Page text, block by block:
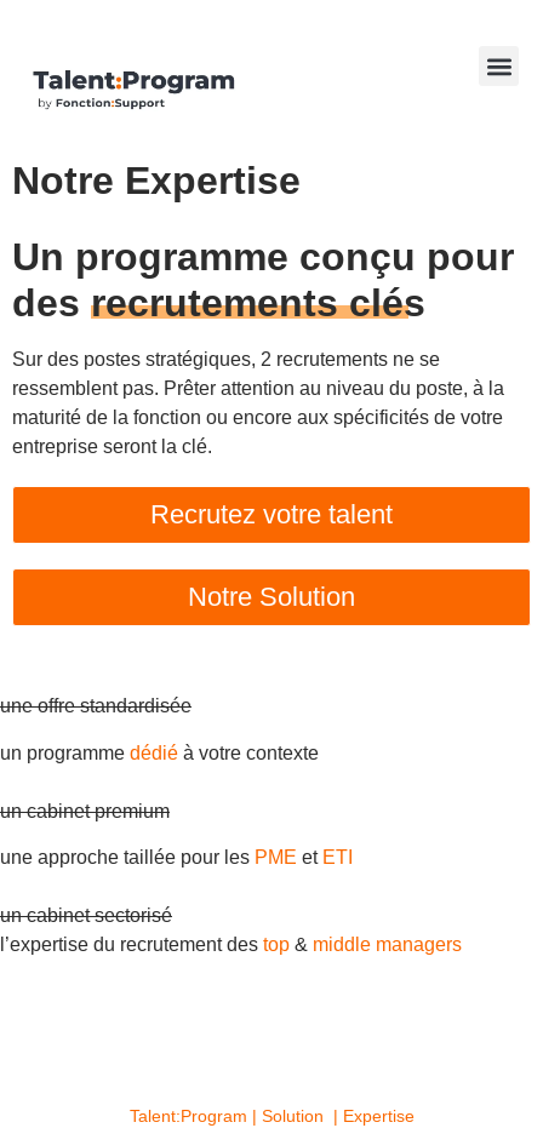
Notre Expertise
Un programme conçu pour
des recrutements clés
Sur des postes stratégiques, 2 recrutements ne se
ressemblent pas. Prêter attention au niveau du poste, à la
maturité de la fonction ou encore aux spécificités de votre
entreprise seront la clé.
Recrutez votre talent
Notre Solution
une offre standardisée
un programme dédié à votre contexte
un cabinet premium
une approche taillée pour les PME et ETI
un cabinet sectorisé
l’expertise du recrutement des top & middle managers
Talent:Program | Solution | Expertise